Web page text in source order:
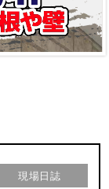
現場日誌